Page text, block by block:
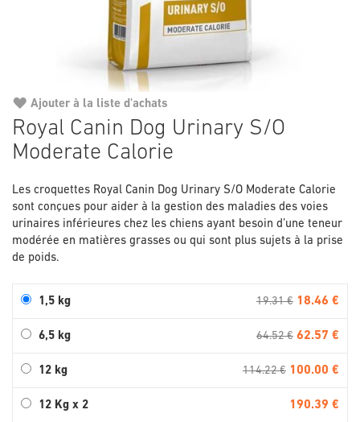
Royal Canin Dog Urinary S/O
Moderate Calorie
Les croquettes Royal Canin Dog Urinary S/O Moderate Calorie
sont conçues pour aider à la gestion des maladies des voies
urinaires inférieures chez les chiens ayant besoin d’une teneur
modérée en matières grasses ou qui sont plus sujets à la prise
de poids.
1,5 kg 19.31 € 18.46 €
6,5 kg 64.52 € 62.57 €
12 kg 114.22 € 100.00 €
12 Kg x 2 190.39 €
Ajouter à la liste d'achats
au
début
Galerie
d’images